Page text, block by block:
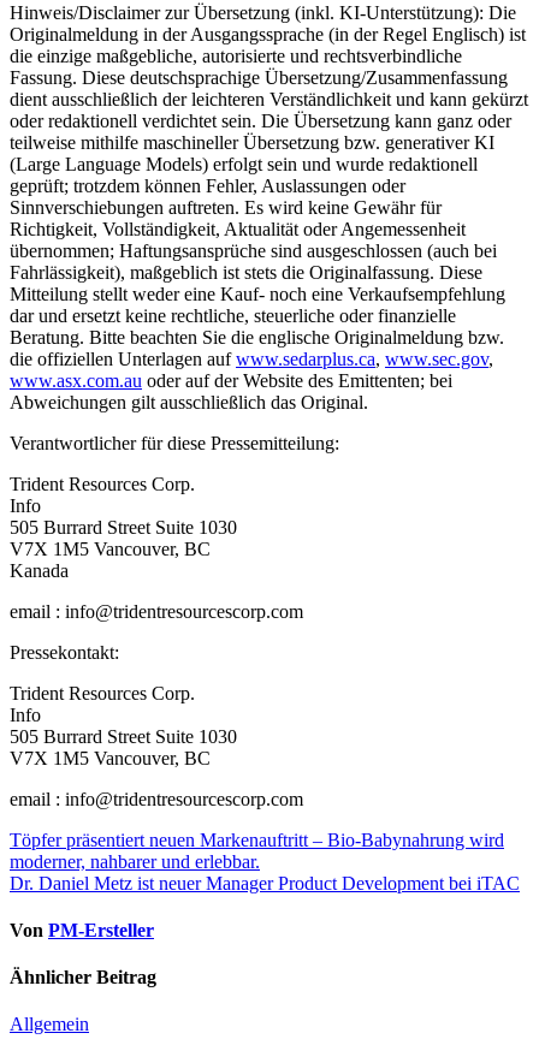
Hinweis/Disclaimer zur Übersetzung (inkl. KI-Unterstützung): Die
Originalmeldung in der Ausgangssprache (in der Regel Englisch) ist
die einzige maßgebliche, autorisierte und rechtsverbindliche
Fassung. Diese deutschsprachige Übersetzung/Zusammenfassung
dient ausschließlich der leichteren Verständlichkeit und kann gekürzt
oder redaktionell verdichtet sein. Die Übersetzung kann ganz oder
teilweise mithilfe maschineller Übersetzung bzw. generativer KI
(Large Language Models) erfolgt sein und wurde redaktionell
geprüft; trotzdem können Fehler, Auslassungen oder
Sinnverschiebungen auftreten. Es wird keine Gewähr für
Richtigkeit, Vollständigkeit, Aktualität oder Angemessenheit
übernommen; Haftungsansprüche sind ausgeschlossen (auch bei
Fahrlässigkeit), maßgeblich ist stets die Originalfassung. Diese
Mitteilung stellt weder eine Kauf- noch eine Verkaufsempfehlung
dar und ersetzt keine rechtliche, steuerliche oder finanzielle
Beratung. Bitte beachten Sie die englische Originalmeldung bzw.
die offiziellen Unterlagen aufwww.sedarplus.ca, www.sec.gov,
www.asx.com.au oder auf der Website des Emittenten; bei
Abweichungen gilt ausschließlich das Original.
Verantwortlicher für diese Pressemitteilung:
Trident Resources Corp.
Info
505 Burrard Street Suite 1030
V7X 1M5 Vancouver, BC
Kanada
email : info@tridentresourcescorp.com
Pressekontakt:
Trident Resources Corp.
Info
505 Burrard Street Suite 1030
V7X 1M5 Vancouver, BC
email : info@tridentresourcescorp.com
Beitragsnavigation
Töpfer präsentiert neuen Markenauftritt – Bio-Babynahrung wird
moderner, nahbarer und erlebbar.
Dr. Daniel Metz ist neuer Manager Product Development bei iTAC
Von PM-Ersteller
Ähnlicher Beitrag
Allgemein